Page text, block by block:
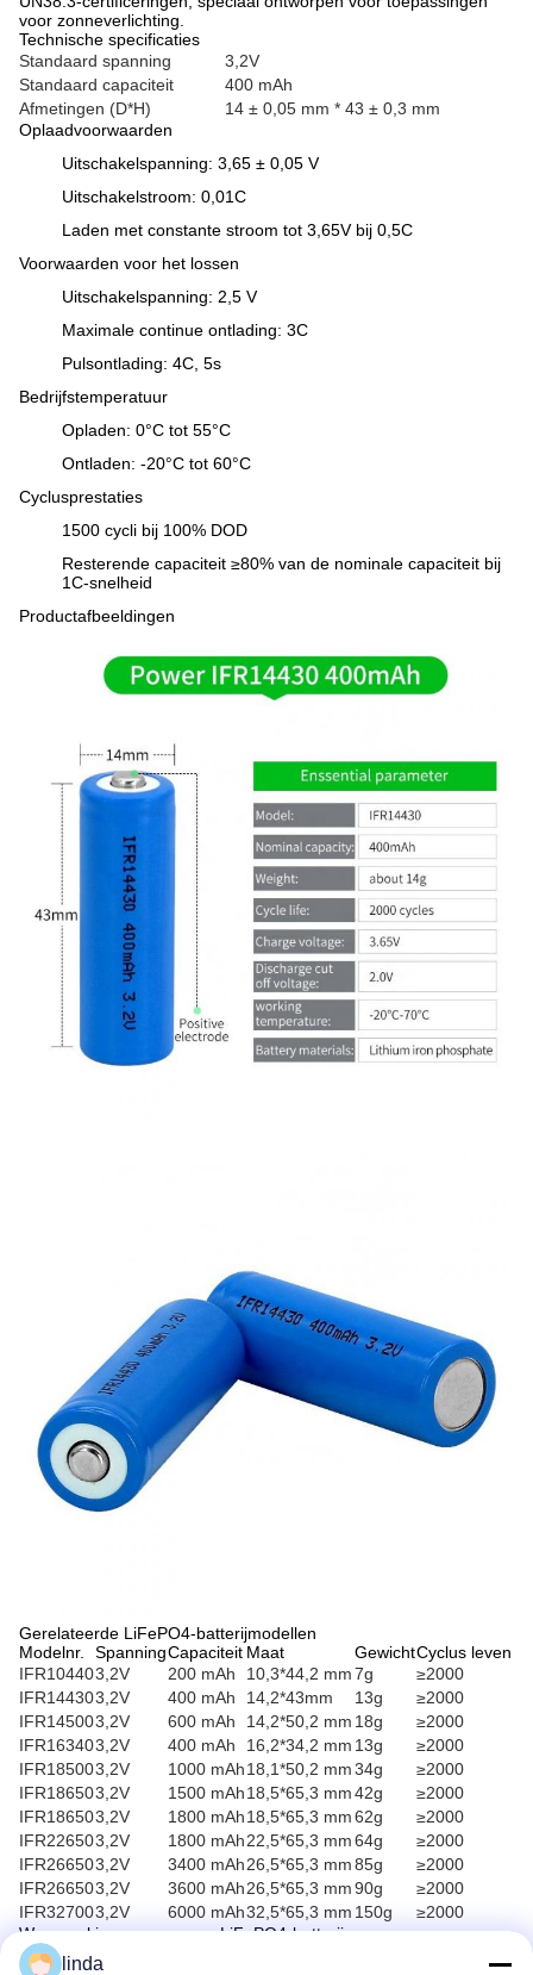
voor zonneverlichting.
Technische specificaties
Standaard spanning
3,2V
Standaard capaciteit
400 mAh
Afmetingen (D*H)
14 ± 0,05 mm * 43 ± 0,3 mm
Oplaadvoorwaarden
Uitschakelspanning: 3,65 ± 0,05 V
Uitschakelstroom: 0,01C
Laden met constante stroom tot 3,65V bij 0,5C
Voorwaarden voor het lossen
Uitschakelspanning: 2,5 V
Maximale continue ontlading: 3C
Pulsontlading: 4C, 5s
Bedrijfstemperatuur
Opladen: 0°C tot 55°C
Ontladen: -20°C tot 60°C
Cyclusprestaties
1500 cycli bij 100% DOD
Resterende capaciteit ≥80% van de nominale capaciteit bij
1C-snelheid
Productafbeeldingen
Gerelateerde LiFePO4-batterijmodellen
Modelnr.
SpanningCapaciteit Maat GewichtCyclus leven
IFR104403,2V 200 mAh 10,3*44,2 mm7g
≥2000
IFR144303,2V 400 mAh 14,2*43mm 13g
≥2000
IFR145003,2V 600 mAh 14,2*50,2 mm 18g
≥2000
IFR163403,2V 400 mAh 16,2*34,2 mm 13g
≥2000
IFR185003,2V 1000 mAh18,1*50,2 mm34g
≥2000
IFR186503,2V 1500 mAh18,5*65,3 mm42g
≥2000
IFR186503,2V 1800 mAh18,5*65,3 mm62g
≥2000
IFR226503,2V 1800 mAh22,5*65,3 mm64g
≥2000
IFR266503,2V 3400 mAh26,5*65,3 mm85g
≥2000
IFR266503,2V 3600 mAh26,5*65,3 mm90g
≥2000
IFR327003,2V 6000 mAh32,5*65,3 mm 150g
≥2000
Waarom kiezen voor onze LiFePO4-batterijen
Geavanceerde technologie
linda